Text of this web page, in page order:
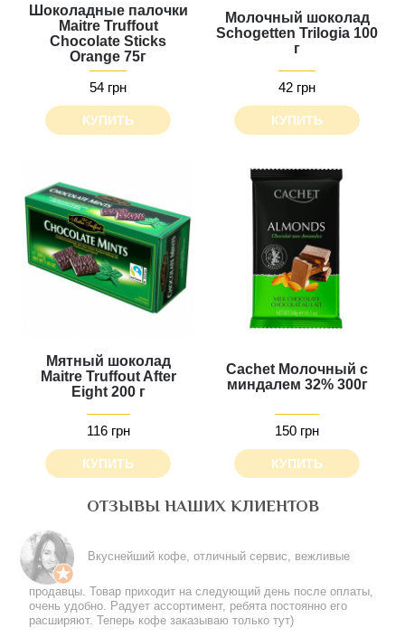
Шоколадные палочки
Maitre Truffout
Chocolate Sticks
Orange 75г
54 грн
КУПИТЬ
Молочный шоколад
Schogetten Trilogia 100
г
42 грн
КУПИТЬ
Мятный шоколад
Maitre Truffout After
Eight 200 г
116 грн
КУПИТЬ
Cachet Молочный с
миндалем 32% 300г
150 грн
КУПИТЬ
ОТЗЫВЫ НАШИХ КЛИЕНТОВ
Все понравилось, шоколадка в подарок особенно.
Будет классно, если появится опция самовывоза
- Елена Поципух